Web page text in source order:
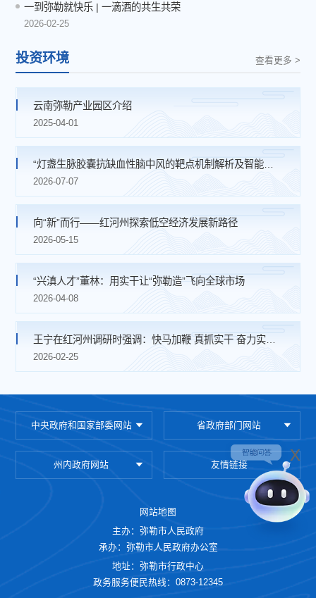
一到弥勒就快乐 | 一滴酒的共生共荣
2026-02-25
投资环境 查看更多 >
云南弥勒产业园区介绍
2025-04-01
2026-07-07
向“新”而行——红河州探索低空经济发展新路径
2026-05-15
“兴滇人才”董林：用实干让“弥勒造”飞向全球市场
2026-04-08
王宁在红河州调研时强调：快马加鞭 真抓实干 奋力实现“十五五”开门红
2026-02-25
中央政府和国家部委网站 省政府部门网站
州内政府网站 友情链接
网站地图
主办：弥勒市人民政府
承办：弥勒市人民政府办公室
地址：弥勒市行政中心
政务服务便民热线：0873-12345
x